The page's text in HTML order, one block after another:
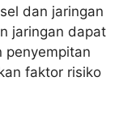
dan jaringan
jaringan dapat
penyempitan
faktor risiko